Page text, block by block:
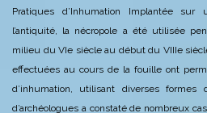
Pratiques d’Inhumation
Implantée sur
l’antiquité, la nécropole a été utilisée
milieu du VIe siècle au début du VIIIe
effectuées au cours de la fouille ont
d’inhumation, utilisant diverses formes
d’archéologues a constaté de nombreux